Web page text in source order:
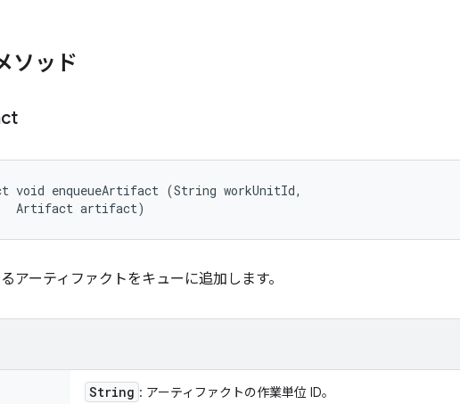
ソッド
void enqueueArtifact (String workUnitId,
Artifact artifact)
アーティファクトをキューに追加します。
String : アーティファクトの作業単位 ID。